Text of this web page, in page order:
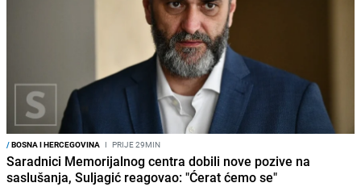
/BOSNA I HERCEGOVINA I PRIJE 29MIN
Saradnici Memorijalnog centra dobili nove pozive na
saslušanja, Suljagić reagovao: "Ćerat ćemo se"